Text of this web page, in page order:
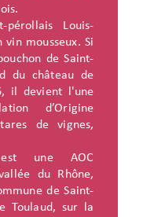
Louis-
vin mousseux. Si
de Saint-
du château de
il devient l'une
d’Origine
de vignes,
est une AOC
du Rhône,
de Saint-
Toulaud, sur la